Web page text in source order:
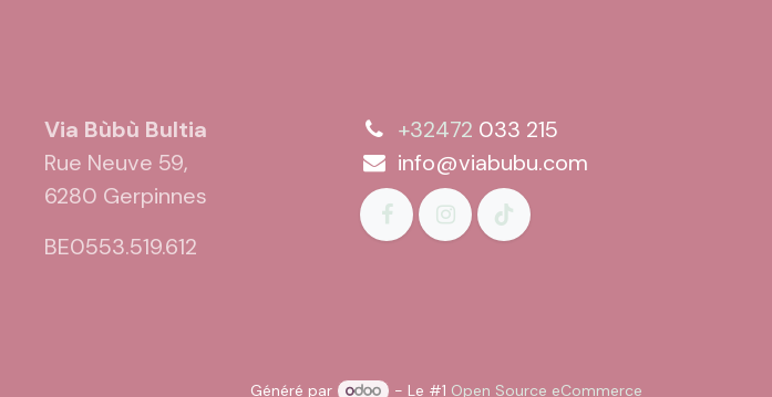
Via Bùbù Bultia
Rue Neuve 59,
6280 Gerpinnes
BE0553.519.612
+32472 033 215
info@viabubu.com
Généré par - Le #1 Open Source eCommerce